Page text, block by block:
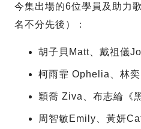
今集出場的6位學員及助力
名不分先後）：
胡子貝Matt、戴祖儀
柯雨霏 Ophelia、林
穎喬 Ziva、布志綸《
周智敏Emily、黃妍